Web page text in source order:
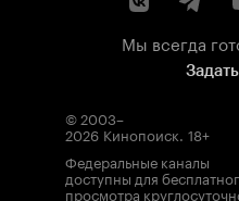
Мы всегда
© 2003–
2026 Кинопоиск. 18+
Федеральные каналы
доступны для
просмотра